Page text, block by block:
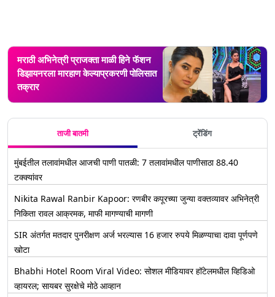
मराठी अभिनेत्री प्राजक्ता माळी हिने फॅशन
डिझायनरला मारहाण केल्याप्रकरणी पोलिसात
तक्रार
ताजी बातमी ट्रेंडिंग
मुंबईतील तलावांमधील आजची पाणी पातळी: 7 तलावांमधील पाणीसाठा 88.40
टक्क्यांवर
Nikita Rawal Ranbir Kapoor: रणबीर कपूरच्या जुन्या वक्तव्यावर अभिनेत्री
निकिता रावल आक्रमक, माफी मागण्याची मागणी
SIR अंतर्गत मतदार पुनरीक्षण अर्ज भरल्यास 16 हजार रुपये मिळण्याचा दावा पूर्णपणे
खोटा
Bhabhi Hotel Room Viral Video: सोशल मीडियावर हॉटेलमधील व्हिडिओ
व्हायरल; सायबर सुरक्षेचे मोठे आव्हान